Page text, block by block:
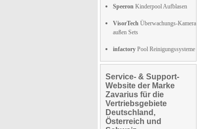
Speeron Kinderpool Aufblasen
VisorTech Überwachungs-Kamera
außen Sets
infactory Pool Reinigungssysteme
Service- & Support-
Website der Marke
Zavarius für die
Vertriebsgebiete
Deutschland,
Österreich und